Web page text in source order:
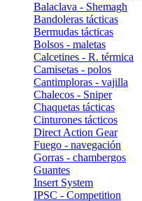
Balaclava - Shemagh
Bandoleras tácticas
Bermudas tácticas
Bolsos - maletas
Calcetines - R. térmica
Camisetas - polos
Cantimploras - vajilla
Chalecos - Sniper
Chaquetas tácticas
Cinturones tácticos
Direct Action Gear
Fuego - navegación
Gorras - chambergos
Guantes
Insert System
IPSC - Competition